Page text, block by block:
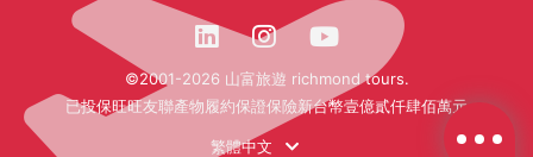
©2001-2026 山富旅遊 richmond tours.
已投保旺旺友聯產物履約保證保險新台幣壹億貳仟肆佰萬元
繁體中文